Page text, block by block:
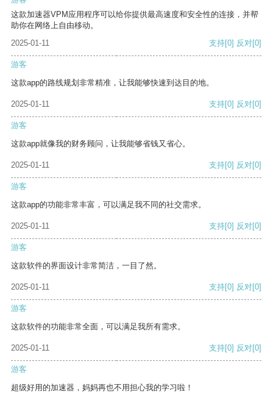
这款加速器VPM应用程序可以给你提供最高速度和安全性的连接，并帮
助你在网络上自由移动。
2025-01-11
支持[0] 反对[0]
游客
这款app的路线规划非常精准，让我能够快速到达目的地。
2025-01-11 支持[0] 反对[0]
游客
这款app就像我的财务顾问，让我能够省钱又省心。
2025-01-11 支持[0] 反对[0]
游客
这款app的功能非常丰富，可以满足我不同的社交需求。
2025-01-11 支持[0] 反对[0]
游客
这款软件的界面设计非常简洁，一目了然。
2025-01-11 支持[0] 反对[0]
游客
这款软件的功能非常全面，可以满足我所有需求。
2025-01-11 支持[0] 反对[0]
游客
超级好用的加速器，妈妈再也不用担心我的学习啦！